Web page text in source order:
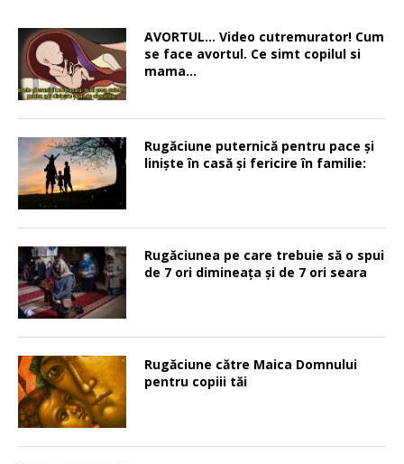
AVORTUL… Video cutremurator! Cum
se face avortul. Ce simt copilul si
mama…
Rugăciune puternică pentru pace şi
linişte în casă şi fericire în familie:
Rugăciunea pe care trebuie să o spui
de 7 ori dimineața și de 7 ori seara
Rugăciune către Maica Domnului
pentru copiii tăi